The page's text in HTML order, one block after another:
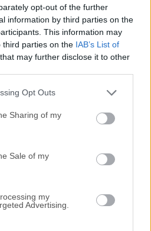
opt-out of the further
information by third parties on the
This information may
third parties on the IAB’s List of
that may further disclose it to other
Opt Outs
Sharing of my
Sale of my
my
Advertising.
ti
o idea que desees compartir
nuestrapágina de contactoy
tu opinión!